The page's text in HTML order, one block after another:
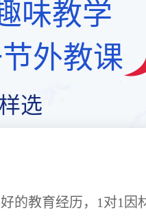
味教学
外教课
选
好的教育经历，1对1